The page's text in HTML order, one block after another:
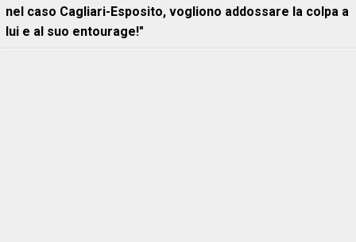
nel caso Cagliari-Esposito, vogliono addossare la colpa a
lui e al suo entourage!"